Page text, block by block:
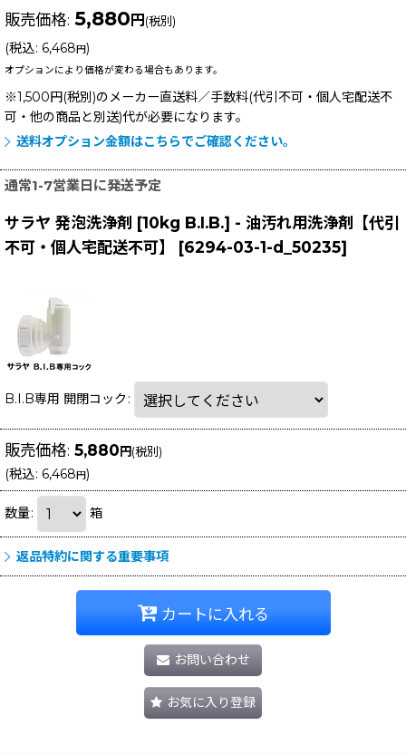
販売価格: 5,880 円 (税別)
(税込: 6,468円)
オプションにより価格が変わる場合もあります。
※1,500円(税別)のメーカー直送料／手数料(代引不可・個人宅配送不
可・他の商品と別送)代が必要になります。
送料オプション金額はこちらでご確認ください。
通常1-7営業日に発送予定
サラヤ 発泡洗浄剤 [10kg B.I.B.] - 油汚れ用洗浄剤【代引
不可・個人宅配送不可】
[6294-03-1-d_50235]
B.I.B専用 開閉コック :
販売価格: 5,880円(税別)
(税込: 6,468円)
数量: 箱
返品特約に関する重要事項
カートに入れる
お問い合わせ
お気に入り登録